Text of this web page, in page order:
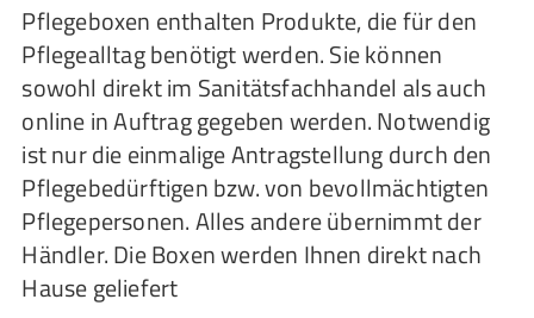
Pflegeboxen enthalten Produkte, die für den
Pflegealltag benötigt werden. Sie können
sowohl direkt im Sanitätsfachhandel als auch
online in Auftrag gegeben werden. Notwendig
ist nur die einmalige Antragstellung durch den
Pflegebedürftigen bzw. von bevollmächtigten
Pflegepersonen. Alles andere übernimmt der
Händler. Die Boxen werden Ihnen direkt nach
Hause geliefert